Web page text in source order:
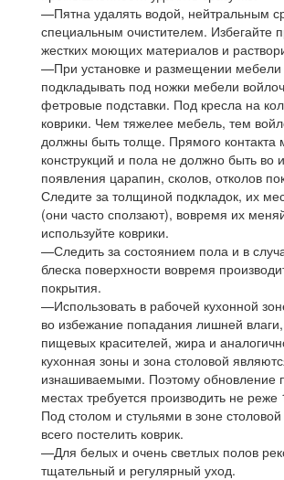
—Пятна удалять водой, нейтральным
специальным очистителем. Избегайте
жестких моющих материалов и
—При установке и размещении мебели
подкладывать под ножки мебели
фетровые подставки. Под кресла на
коврики. Чем тяжелее мебель, тем
должны быть толще. Прямого контакта
конструкций и пола не должно быть во
появления царапин, сколов, отколов
Следите за толщиной подкладок, их
(они часто сползают), вовремя их
используйте коврики.
—Следить за состоянием пола и в
блеска поверхности вовремя
покрытия.
—Использовать в рабочей кухонной
во избежание попадания лишней
пищевых красителей, жира и
кухонная зоны и зона столовой
изнашиваемыми. Поэтому обновление
местах требуется производить не
Под столом и стульями в зоне столовой
всего постелить коврик.
—Для белых и очень светлых полов
тщательный и регулярный уход.